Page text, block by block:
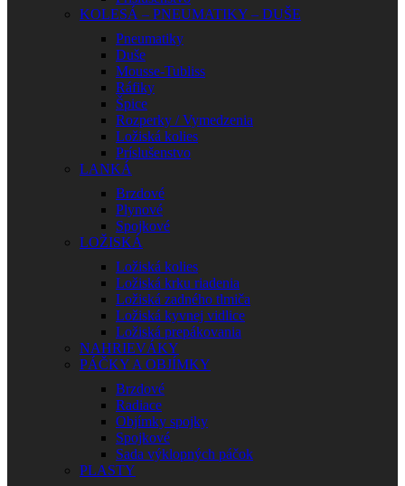
KOLESÁ – PNEUMATIKY – DUŠE
Pneumatiky
Duše
Mousse-Tubliss
Ráfiky
Špice
Rozperky / Vymedzenia
Ložiská kolies
Príslušenstvo
LANKÁ
Brzdové
Plynové
Spojkové
LOŽISKÁ
Ložiská kolies
Ložiská krku riadenia
Ložiská zadného tlmiča
Ložiská kyvnej vidlice
Ložiská prepákovania
NAHRIEVÁKY
PÁČKY A OBJÍMKY
Brzdové
Radiace
Objímky spojky
Spojkové
Sada výklopných páčok
PLASTY